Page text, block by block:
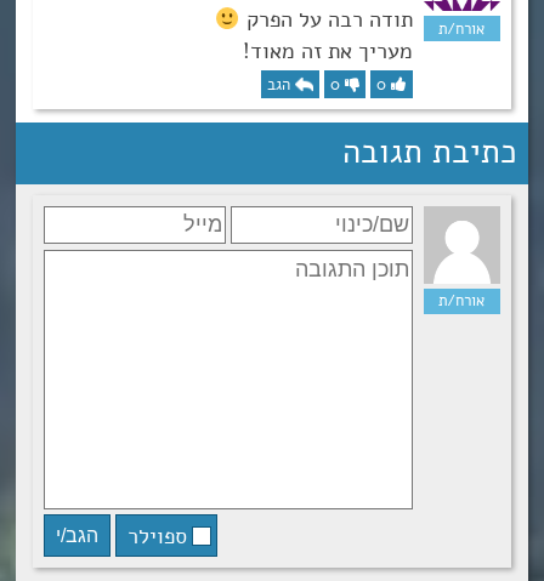
תודה רבה על הפרק
מעריך את זה מאוד!
0
0 הגב
כתיבת תגובה
ספוילר